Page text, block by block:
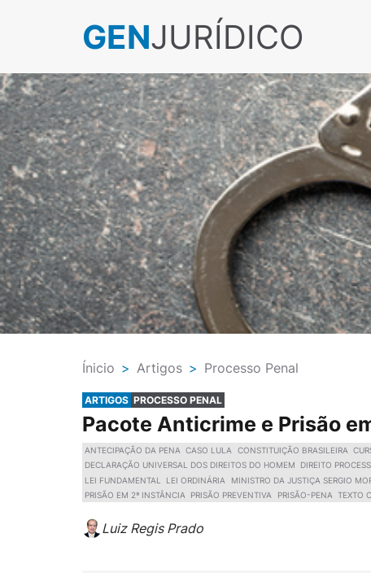
GENJURÍDICO
Ínicio > Artigos > Processo Penal
ARTIGOS PROCESSO PENAL
Pacote Anticrime e Prisão
ANTECIPAÇÃO DA PENA CASO LULA CONSTITUIÇÃO BRASILEIRA
DECLARAÇÃO UNIVERSAL DOS DIREITOS DO HOMEM
DIREITO
LEI FUNDAMENTAL
LEI ORDINÁRIA MINISTRO DA JUSTIÇA SERGIO
PRISÃO EM 2ª INSTÂNCIA
PRISÃO PREVENTIVA PRISÃO-PENA TEXTO
Luiz Regis Prado